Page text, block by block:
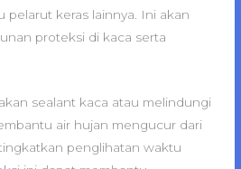
pelarut keras lainnya. Ini akan
proteksi di kaca serta
sealant kaca atau melindungi
air hujan mengucur dari
penglihatan waktu